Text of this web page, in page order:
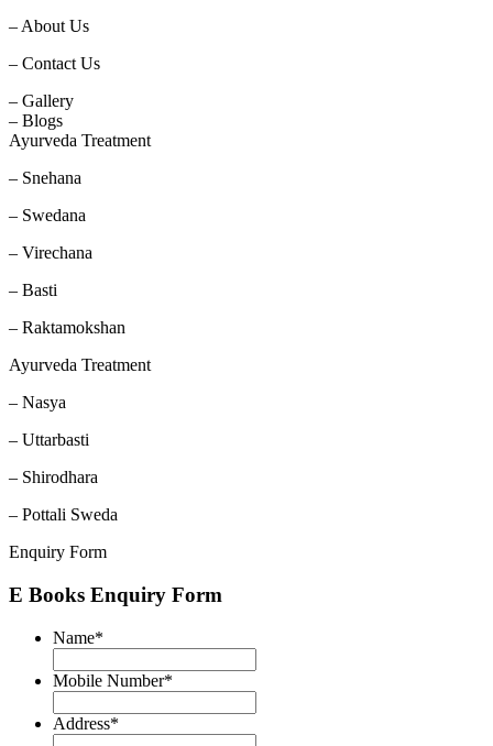
– About Us
– Contact Us
– Gallery
– Blogs
Ayurveda Treatment
– Snehana
– Swedana
– Virechana
– Basti
– Raktamokshan
Ayurveda Treatment
– Nasya
– Uttarbasti
– Shirodhara
– Pottali Sweda
Enquiry Form
E Books Enquiry Form
Name*
Mobile Number*
Address*